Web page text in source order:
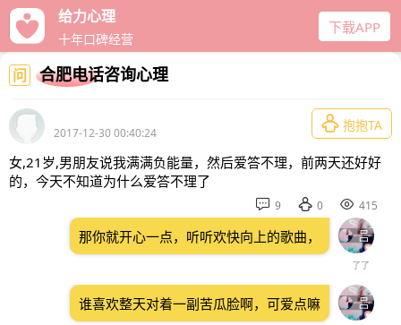
给力心理
十年口碑经营
下载APP
问 合肥电话咨询心理
2017-12-30 00:40:24
 抱抱TA
女,21岁,男朋友说我满满负能量，然后爱答不理，前两天还好好
的，今天不知道为什么爱答不理了
 9  0  415
了了
那你就开心一点，听听欢快向上的歌曲，
谁喜欢整天对着一副苦瓜脸啊，可爱点嘛